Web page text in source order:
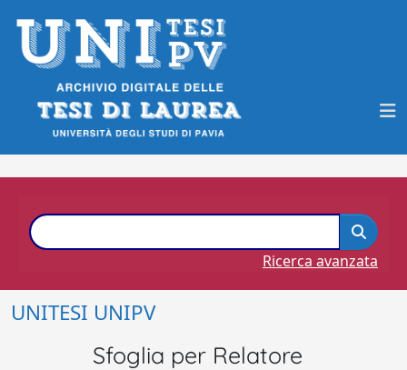
Ricerca avanzata
UNITESI UNIPV
Sfoglia per Relatore